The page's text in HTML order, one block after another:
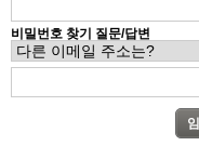
비밀번호 찾기 질문/답변